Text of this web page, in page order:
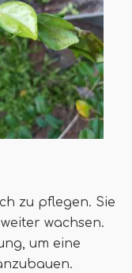
zu pflegen. Sie
wachsen.
um eine